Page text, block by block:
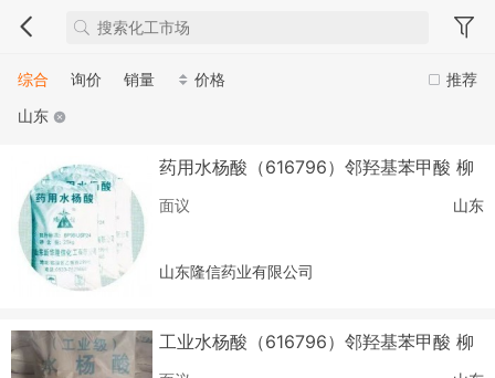
推荐
综合 询价 销量
价格
山东
药用水杨酸（616796）邻羟基苯甲酸 柳
面议 山东
山东隆信药业有限公司
工业水杨酸（616796）邻羟基苯甲酸 柳